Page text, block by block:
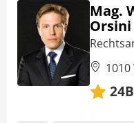
Mag.
1010
24